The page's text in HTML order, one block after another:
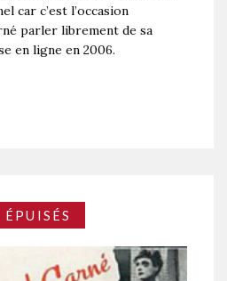
car c’est l’occasion
parler librement de sa
en ligne en 2006.